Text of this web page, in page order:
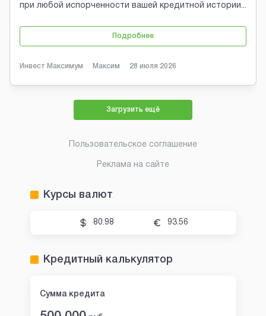
при любой испорченности вашей кредитной истории...
Подробнее
Инвест Максимум Максим 28 июля 2026
Загрузить ещё
Пользовательское соглашение
Реклама на сайте
Курсы валют
80.98 93.56
Кредитный калькулятор
Сумма кредита